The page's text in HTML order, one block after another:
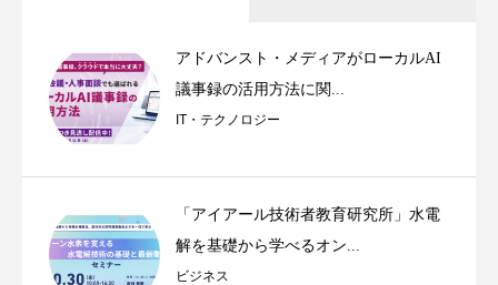
アドバンスト・メディアがローカルAI
議事録の活用方法に関...
IT・テクノロジー
「アイアール技術者教育研究所」水電
解を基礎から学べるオン...
ビジネス